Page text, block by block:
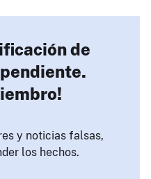
de
y noticias falsas,
los hechos.